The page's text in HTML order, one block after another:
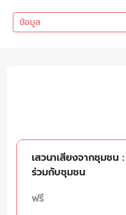
ข้อมูล
เสวนาเสียงจากชุมชน
ร่วมกับชุมชน
ฟรี